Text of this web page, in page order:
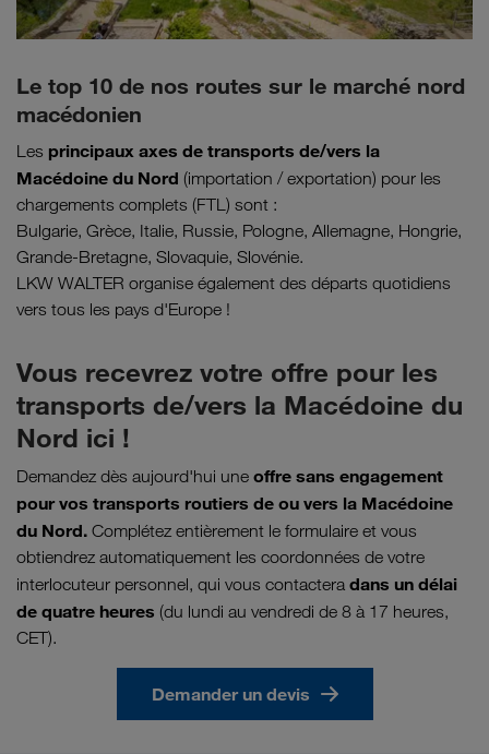
Le top 10 de nos routes sur le marché nord
macédonien
Les principaux axes de transports de/vers la
Macédoine du Nord (importation / exportation) pour les
chargements complets (FTL) sont :
Bulgarie, Grèce, Italie, Russie, Pologne, Allemagne, Hongrie,
Grande-Bretagne, Slovaquie, Slovénie.
LKW WALTER organise également des départs quotidiens
vers tous les pays d'Europe !
Vous recevrez votre offre pour les
transports de/vers la Macédoine du
Nord ici !
Demandez dès aujourd'hui une offre sans engagement
pour vos transports routiers de ou vers la Macédoine
du Nord. Complétez entièrement le formulaire et vous
obtiendrez automatiquement les coordonnées de votre
interlocuteur personnel, qui vous contactera dans un délai
de quatre heures (du lundi au vendredi de 8 à 17 heures,
CET).
Demander un devis